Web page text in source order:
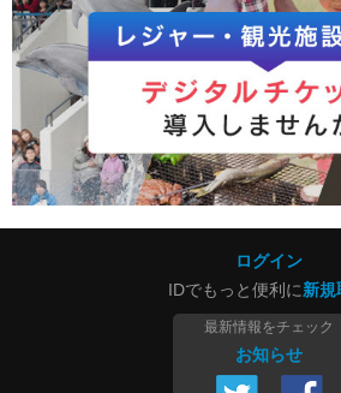
ログイン
IDでもっと便利に新規
最新情報をチェック
お知らせ